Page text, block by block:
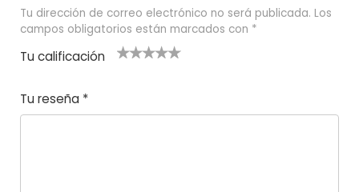
Tu dirección de correo electrónico no será publicada. Los
campos obligatorios están marcados con *
Tu calificación
e
5
las
s
Tu reseña *